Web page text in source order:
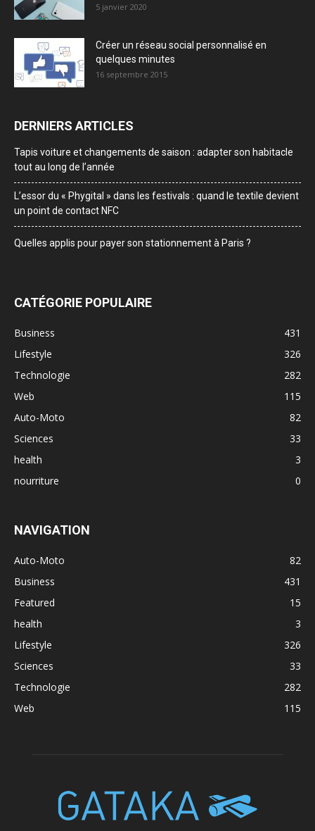
5 janvier 2020
Créer un réseau social personnalisé en
quelques minutes
16 septembre 2015
DERNIERS ARTICLES
Tapis voiture et changements de saison : adapter son habitacle
tout au long de l’année
L’essor du « Phygital » dans les festivals : quand le textile devient
un point de contact NFC
Quelles applis pour payer son stationnement à Paris ?
CATÉGORIE POPULAIRE
Business
431
Lifestyle
326
Technologie
282
Web
115
Auto-Moto
82
Sciences
33
health
3
nourriture
0
NAVIGATION
Auto-Moto
82
Business
431
Featured
15
health
3
Lifestyle
326
Sciences
33
Technologie
282
Web
115